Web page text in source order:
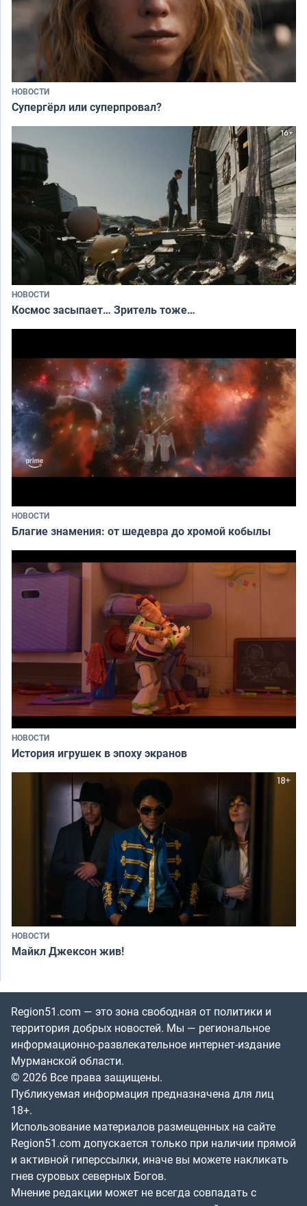
НОВОСТИ
Супергёрл или суперпровал?
НОВОСТИ
Космос засыпает… Зритель тоже…
НОВОСТИ
Благие знамения: от шедевра до хромой кобылы
НОВОСТИ
История игрушек в эпоху экранов
НОВОСТИ
Майкл Джексон жив!
Region51.com — это зона свободная от политики и
территория добрых новостей. Мы — региональное
информационно-развлекательное интернет-издание
Мурманской области.
© 2026 Все права защищены.
Публикуемая информация предназначена для лиц
18+.
Использование материалов размещенных на сайте
Region51.com допускается только при наличии прямой
и активной гиперссылки, иначе вы можете накликать
гнев суровых северных Богов.
Мнение редакции может не всегда совпадать с